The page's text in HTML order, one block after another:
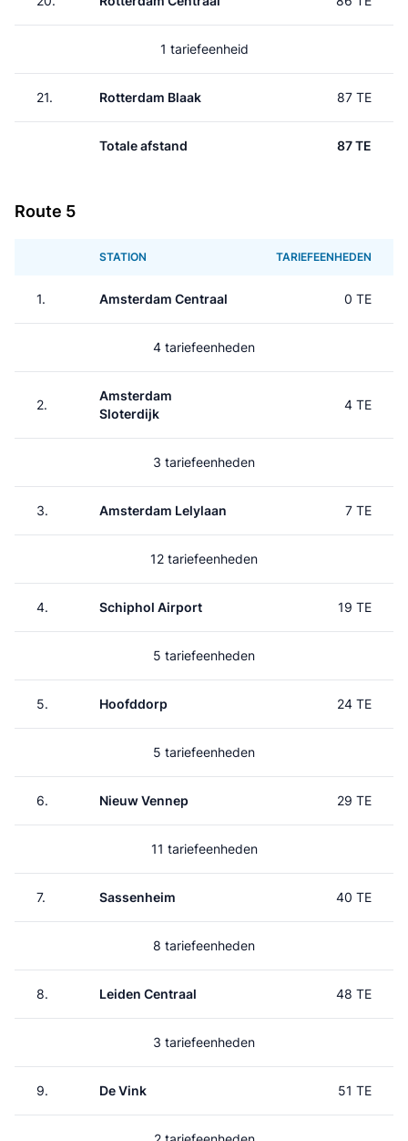
1 tariefeenheid
21. Rotterdam Blaak 87 TE
Totale afstand 87 TE
Route 5
STATION TARIEFEENHEDEN
1. Amsterdam Centraal 0 TE
4 tariefeenheden
2.
Amsterdam
Sloterdijk
4 TE
3 tariefeenheden
3. Amsterdam Lelylaan 7 TE
12 tariefeenheden
4. Schiphol Airport 19 TE
5 tariefeenheden
5. Hoofddorp 24 TE
5 tariefeenheden
6. Nieuw Vennep 29 TE
11 tariefeenheden
7. Sassenheim 40 TE
8 tariefeenheden
8. Leiden Centraal 48 TE
3 tariefeenheden
9. De Vink 51 TE